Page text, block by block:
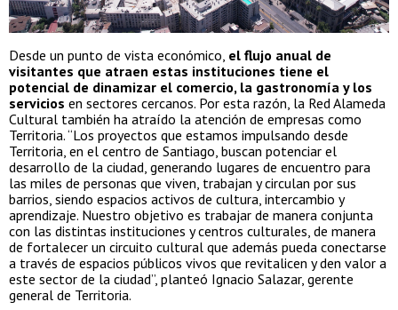
Desde un punto de vista económico, el flujo anual de
visitantes que atraen estas instituciones tiene el
potencial de dinamizar el comercio, la gastronomía y los
servicios en sectores cercanos. Por esta razón, la Red Alameda
Cultural también ha atraído la atención de empresas como
Territoria. “Los proyectos que estamos impulsando desde
Territoria, en el centro de Santiago, buscan potenciar el
desarrollo de la ciudad, generando lugares de encuentro para
las miles de personas que viven, trabajan y circulan por sus
barrios, siendo espacios activos de cultura, intercambio y
aprendizaje. Nuestro objetivo es trabajar de manera conjunta
con las distintas instituciones y centros culturales, de manera
de fortalecer un circuito cultural que además pueda conectarse
a través de espacios públicos vivos que revitalicen y den valor a
este sector de la ciudad”, planteó Ignacio Salazar, gerente
general de Territoria.